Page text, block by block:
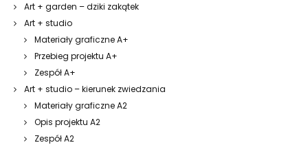
Art + garden – dziki zakątek
Art + studio
Materiały graficzne A+
Przebieg projektu A+
Zespół A+
Art + studio – kierunek zwiedzania
Materiały graficzne A2
Opis projektu A2
Zespół A2